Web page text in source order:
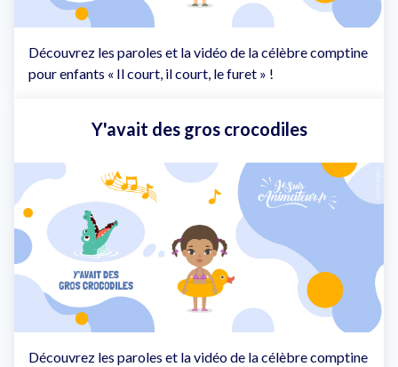
Découvrez les paroles et la vidéo de la célèbre comptine
pour enfants « Il court, il court, le furet » !
Y'avait des gros crocodiles
Découvrez les paroles et la vidéo de la célèbre comptine